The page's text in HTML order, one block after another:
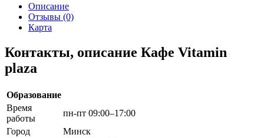
Описание
Отзывы (0)
Карта
Контакты, описание Кафе Vitamin
plaza
Образование
Время
работы
пн-пт 09:00–17:00
Город
Минск